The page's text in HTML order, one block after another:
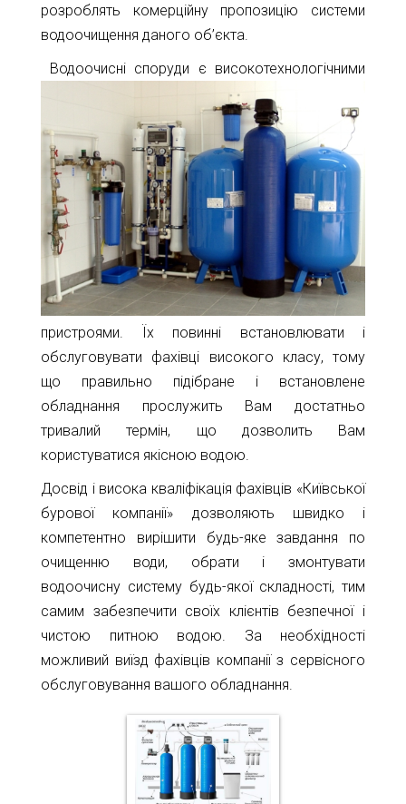
розроблять комерційну пропозицію системи
водоочищення даного об’єкта.
Водоочисні споруди є високотехнологічними
пристроями. Їх повинні встановлювати і
обслуговувати фахівці високого класу, тому
що правильно підібране і встановлене
обладнання прослужить Вам достатньо
тривалий термін, що дозволить Вам
користуватися якісною водою.
Досвід і висока кваліфікація фахівців «Київської
бурової компанії» дозволяють швидко і
компетентно вирішити будь-яке завдання по
очищенню води, обрати і змонтувати
водоочисну систему будь-якої складності, тим
самим забезпечити своїх клієнтів безпечної і
чистою питною водою. За необхідності
можливий виїзд фахівців компанії з сервісного
обслуговування вашого обладнання.